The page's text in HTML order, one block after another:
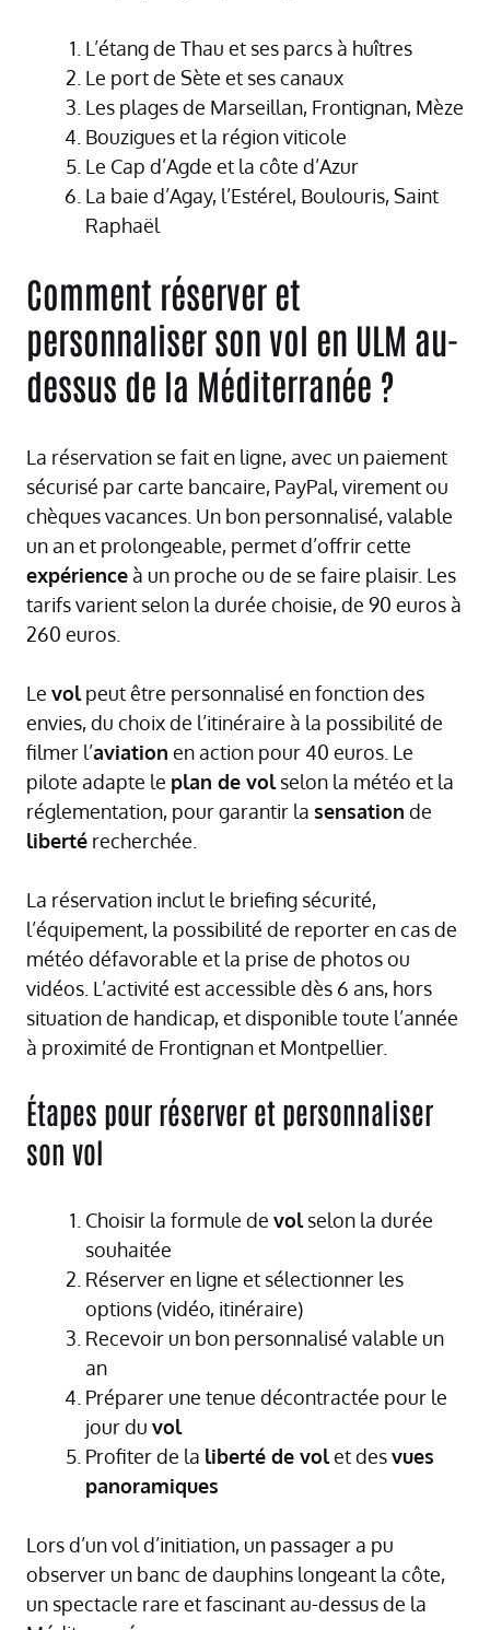
L’étang de Thau et ses parcs à huîtres
Le port de Sète et ses canaux
Les plages de Marseillan, Frontignan, Mèze
Bouzigues et la région viticole
Le Cap d’Agde et la côte d’Azur
La baie d’Agay, l’Estérel, Boulouris, Saint
Raphaël
Comment réserver et
personnaliser son vol en ULM au-
dessus de la Méditerranée ?
La réservation se fait en ligne, avec un paiement
sécurisé par carte bancaire, PayPal, virement ou
chèques vacances. Un bon personnalisé, valable
un an et prolongeable, permet d’offrir cette
expérienceà un proche ou de se faire plaisir. Les
tarifs varient selon la durée choisie, de 90 euros à
260 euros.
Le volpeut être personnalisé en fonction des
envies, du choix de l’itinéraire à la possibilité de
filmer l’aviation en action pour 40 euros. Le
pilote adapte le plan de volselon la météo et la
réglementation, pour garantir la sensation de
liberté recherchée.
La réservation inclut le briefing sécurité,
l’équipement, la possibilité de reporter en cas de
météo défavorable et la prise de photos ou
vidéos. L’activité est accessible dès 6 ans, hors
situation de handicap, et disponible toute l’année
à proximité de Frontignan et Montpellier.
Étapes pour réserver et personnaliser
son vol
Choisir la formule de volselon la durée
souhaitée
Réserver en ligne et sélectionner les
options (vidéo, itinéraire)
Recevoir un bon personnalisé valable un
an
Préparer une tenue décontractée pour le
jour du vol
Profiter de la liberté de volet desvues
panoramiques
Lors d’un vol d’initiation, un passager a pu
observer un banc de dauphins longeant la côte,
un spectacle rare et fascinant au-dessus de la